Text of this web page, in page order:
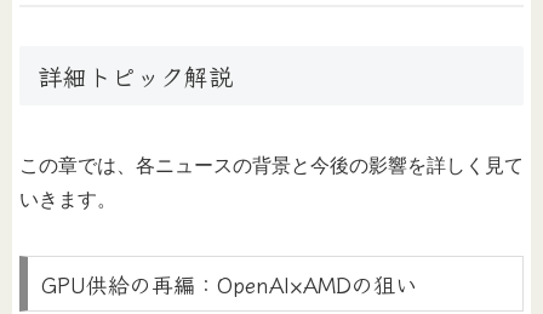
詳細トピック解説
この章では、各ニュースの背景と今後の影響を詳しく見て
いきます。
GPU供給の再編：OpenAI×AMDの狙い